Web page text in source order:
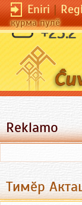
Eniri|
курма пулӗ
+25.2
Reklamo
Тимӗр